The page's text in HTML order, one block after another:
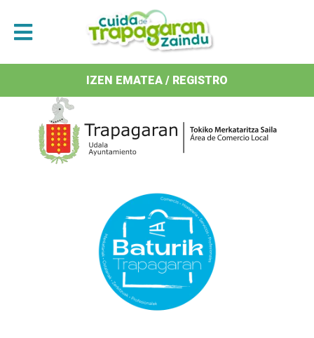
Antolatzaileak / Organizan
IZEN EMATEA / REGISTRO